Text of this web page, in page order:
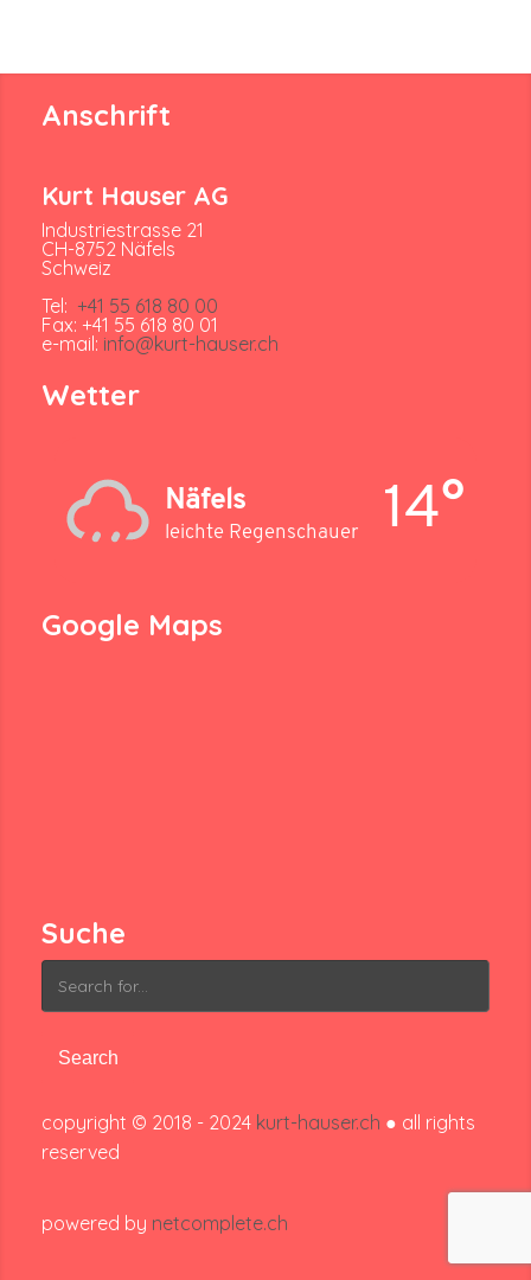
Anschrift
Kurt Hauser AG
Industriestrasse 21
CH-8752 Näfels
Schweiz
Tel: +41 55 618 80 00
Fax: +41 55 618 80 01
e-mail: info@kurt-hauser.ch
Wetter
Näfels
leichte Regenschauer 14°
Google Maps
Suche
Search
for:
copyright © 2018 - 2024 kurt-hauser.ch ● all rights
reserved
powered by netcomplete.ch